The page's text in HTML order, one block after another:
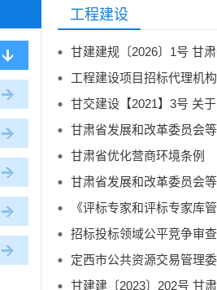
工程建设
工程建设项目招标代理机
甘肃省优化营商环境条例
《评标专家和评标专家库
招标投标领域公平竞争审
定西市公共资源交易管理